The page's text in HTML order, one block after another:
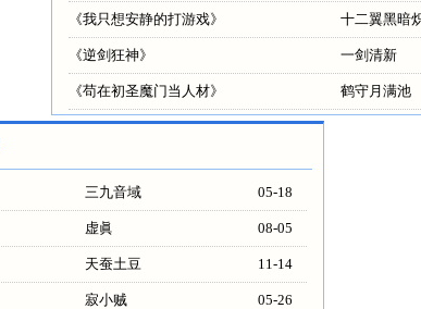
《我只想安静的打游戏》 十二翼黑暗
《逆剑狂神》 一剑清新
《苟在初圣魔门当人材》 鹤守月满池
三九音域 05-18
虚眞 08-05
天蚕土豆 11-14
寂小贼 05-26